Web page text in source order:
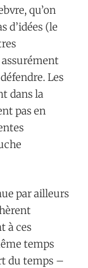
qu’on
d’idées (le
Les
dans la
pas en
par ailleurs
à ces
temps
du temps –